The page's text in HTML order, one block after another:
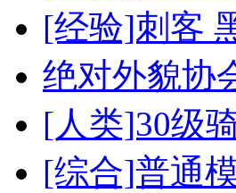
[经验]刺客
绝对外貌协
[人类]30级
[综合]普通